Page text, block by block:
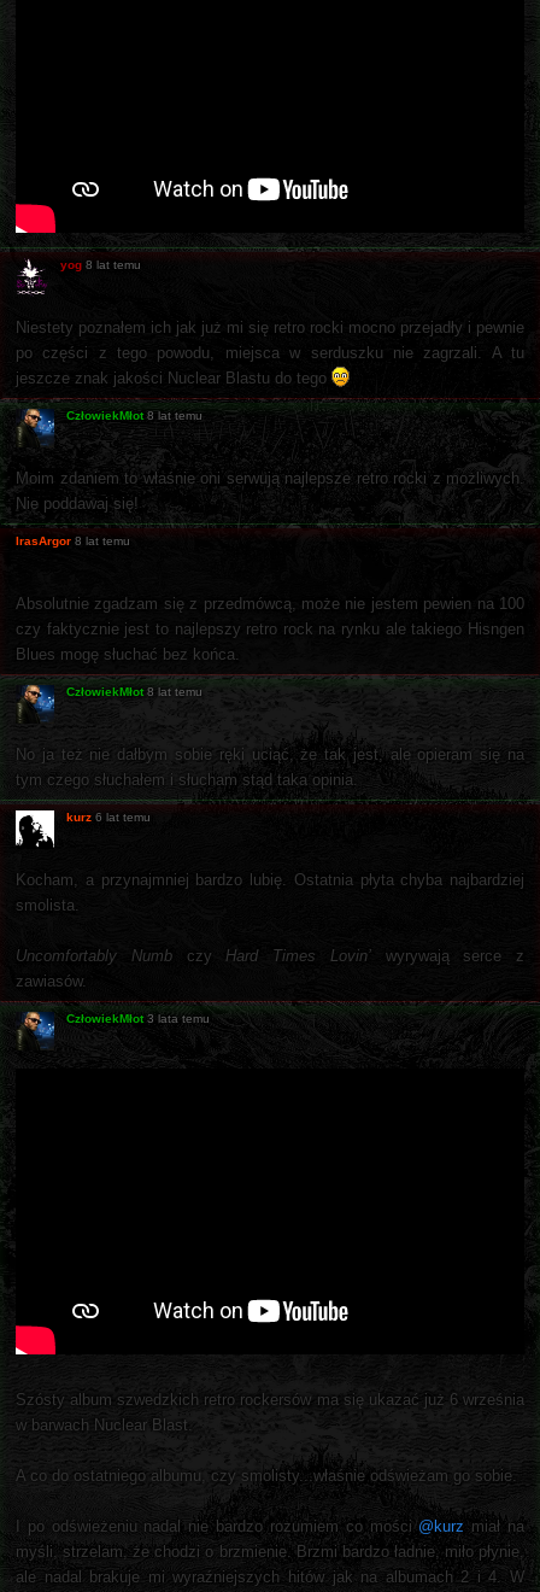
yog 8 lat temu
Niestety poznałem ich jak już mi się retro rocki mocno przejadły i pewnie
po części z tego powodu, miejsca w serduszku nie zagrzali. A tu
jeszcze znak jakości Nuclear Blastu do tego
CzłowiekMłot 8 lat temu
Moim zdaniem to właśnie oni serwują najlepsze retro rocki z możliwych.
Nie poddawaj się!
IrasArgor 8 lat temu
Absolutnie zgadzam się z przedmówcą, może nie jestem pewien na 100
czy faktycznie jest to najlepszy retro rock na rynku ale takiego Hisngen
Blues mogę słuchać bez końca.
CzłowiekMłot 8 lat temu
No ja też nie dałbym sobie ręki uciąć, że tak jest, ale opieram się na
tym czego słuchałem i słucham stąd taka opinia.
kurz 6 lat temu
Kocham, a przynajmniej bardzo lubię. Ostatnia płyta chyba najbardziej
smolista.
Uncomfortably NumbczyHard Times Lovin’wyrywają serce z
zawiasów.
CzłowiekMłot 3 lata temu
Szósty album szwedzkich retro rockersów ma się ukazać już 6 września
w barwach Nuclear Blast.
A co do ostatniego albumu, czy smolisty...właśnie odświeżam go sobie.
I po odświeżeniu nadal nie bardzo rozumiem co mości @kurz miał na
myśli, strzelam, że chodzi o brzmienie. Brzmi bardzo ładnie, miło płynie,
ale nadal brakuje mi wyraźniejszych hitów jak na albumach 2 i 4. W